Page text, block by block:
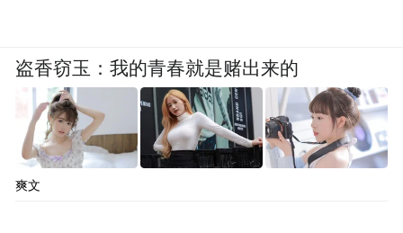
盗香窃玉：我的青春就是赌出来的
爽文